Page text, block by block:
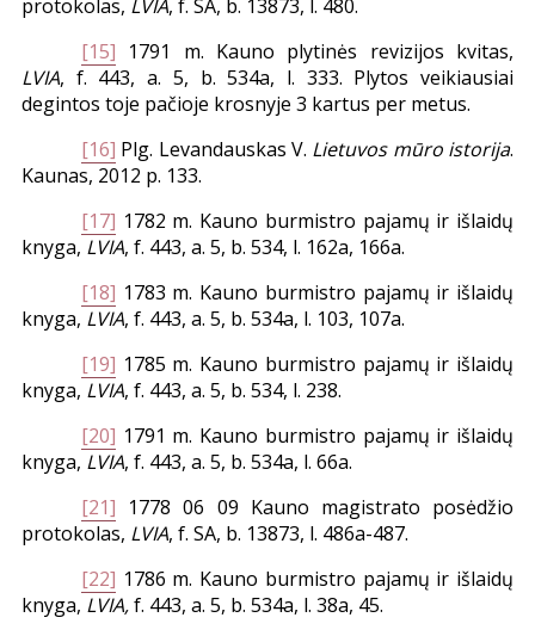
protokolas, LVIA, f. SA, b. 13873, l. 480.
[15] 1791 m. Kauno plytinės revizijos kvitas,
LVIA, f. 443, a. 5, b. 534a, l. 333. Plytos veikiausiai
degintos toje pačioje krosnyje 3 kartus per metus.
[16] Plg. Levandauskas V. Lietuvos mūro istorija.
Kaunas, 2012 p. 133.
[17] 1782 m. Kauno burmistro pajamų ir išlaidų
knyga, LVIA, f. 443, a. 5, b. 534, l. 162a, 166a.
[18] 1783 m. Kauno burmistro pajamų ir išlaidų
knyga, LVIA, f. 443, a. 5, b. 534a, l. 103, 107a.
[19] 1785 m. Kauno burmistro pajamų ir išlaidų
knyga, LVIA, f. 443, a. 5, b. 534, l. 238.
[20] 1791 m. Kauno burmistro pajamų ir išlaidų
knyga, LVIA, f. 443, a. 5, b. 534a, l. 66a.
[21] 1778 06 09 Kauno magistrato posėdžio
protokolas, LVIA, f. SA, b. 13873, l. 486a-487.
[22] 1786 m. Kauno burmistro pajamų ir išlaidų
knyga, LVIA,f. 443, a. 5, b. 534a, l. 38a, 45.